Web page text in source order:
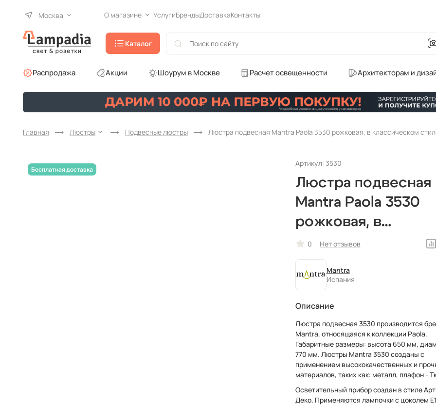
Москва О магазине УслугиБрендыДоставкаКонтакты
Каталог
Распродажа Акции Шоурум в Москве Расчет освещенности Архитекторам и
Главная Люстры Подвесные люстры Люстра подвесная Mantra Paola 3530 рожковая, в классическом
Артикул: 3530
Люстра подвесная
Mantra Paola 3530
рожковая, в
классическом
0 Нет отзывов
Mantra
Испания
Описание
Люстра подвесная 3530 производится
Mantra, относящаяся к коллекции Paola.
Габаритные размеры: высота 650 мм, диаметр
770 мм. Люстры Mantra 3530 созданы с
применением высококачественных и
материалов, таких как: металл, плафон -
Осветительный прибор создан в стиле
Деко. Применяются лампочки с цоколем